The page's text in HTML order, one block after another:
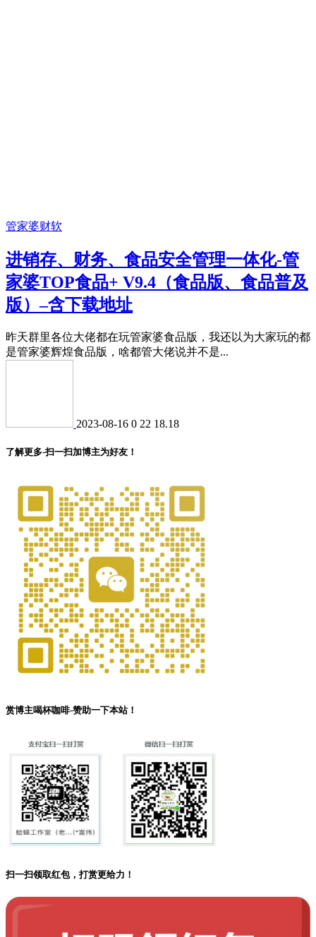
管家婆财软
进销存、财务、食品安全管理一体化-管
家婆TOP食品+ V9.4（食品版、食品普及
版）–含下载地址
昨天群里各位大佬都在玩管家婆食品版，我还以为大家玩的都
是管家婆辉煌食品版，啥都管大佬说并不是...
2023-08-16 0 22 18.18
了解更多-扫一扫加博主为好友！
赏博主喝杯咖啡-赞助一下本站！
扫一扫领取红包，打赏更给力！